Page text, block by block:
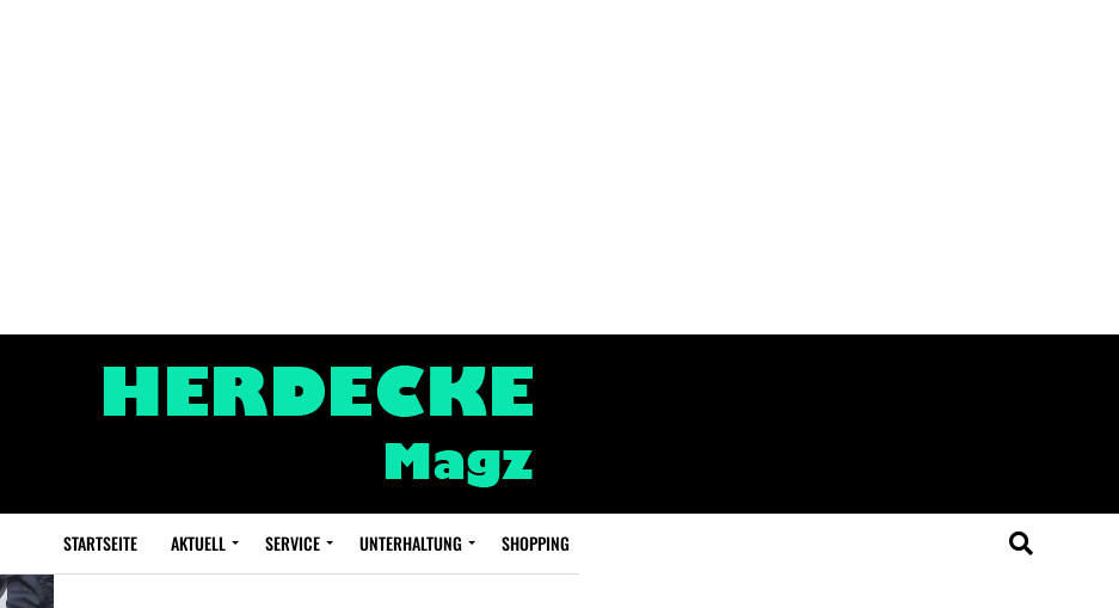
STARTSEITE AKTUELL SERVICE UNTERHALTUNG SHOPPING